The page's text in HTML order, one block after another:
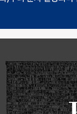
핏플랍, 이 상품은